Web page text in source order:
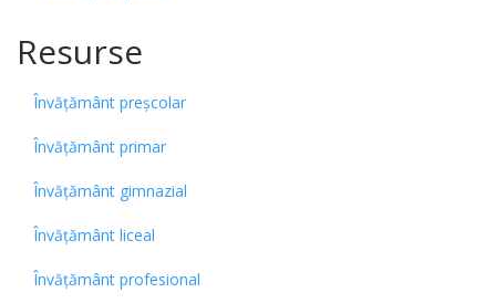
Resurse
Învățământ preșcolar
Învățământ primar
Învățământ gimnazial
Învățământ liceal
Învățământ profesional